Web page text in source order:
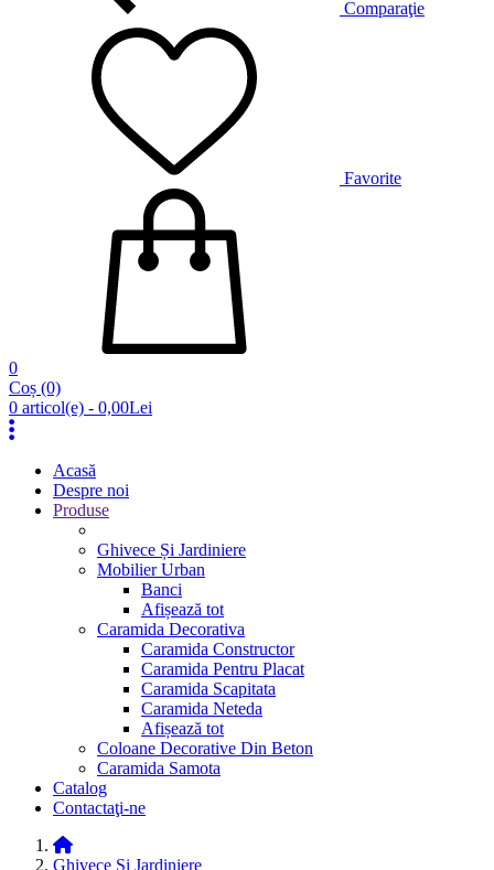
Comparaţie
Favorite
0
Coș (0)
0 articol(e) - 0,00Lei
Acasă
Despre noi
Produse
Ghivece Și Jardiniere
Mobilier Urban
Banci
Afișează tot
Caramida Decorativa
Caramida Constructor
Caramida Pentru Placat
Caramida Scapitata
Caramida Neteda
Afișează tot
Coloane Decorative Din Beton
Caramida Samota
Catalog
Contactaţi-ne
Ghivece Și Jardiniere